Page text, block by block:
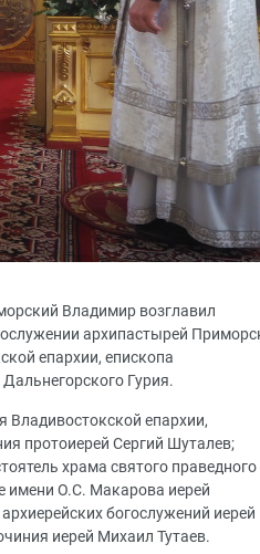
Владимир возглавил
архипастырей
епархии, епископа
Гурия.
Владивостокской епархии,
протоиерей Сергий Шуталев;
храма святого праведного
имени О.С. Макарова иерей
богослужений иерей
иерей Михаил Тутаев.